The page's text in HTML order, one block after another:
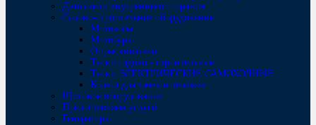
Двигатели внутреннего сгорания
Садово-строительное оборудование
Мотокосы
Мотобуры
Опрыскиватели
Тачки садово - строительные
Тачки ЭЛЕКТРИЧЕСКИЕ САМОХОДНЫЕ
Колеса для тачек и тележек
Щитовое оборудование
Предоставляем услуги
Генераторы